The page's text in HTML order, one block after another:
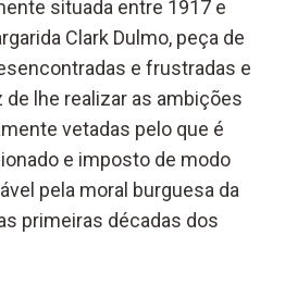
situada entre 1917 e
Clark Dulmo, peça de
e frustradas e
lhe realizar as ambições
vetadas pelo que é
e imposto de modo
pela moral burguesa da
primeiras décadas dos